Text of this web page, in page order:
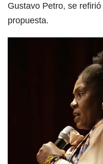
Gustavo Petro, se
propuesta.